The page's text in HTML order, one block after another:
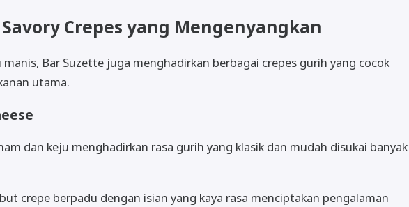
Crepes yang Mengenyangkan
manis, Bar Suzette juga menghadirkan berbagai crepes gurih yang cocok
utama.
dan keju menghadirkan rasa gurih yang klasik dan mudah disukai banyak
crepe berpadu dengan isian yang kaya rasa menciptakan pengalaman